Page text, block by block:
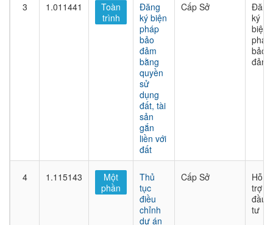
3 1.011441
Toàn
trình
Đăng
ký biện
pháp
bảo
đảm
bằng
quyền
sử
dụng
đất, tài
sản
gắn
liền với
đất
Cấp Sở
Đăng
ký
biện
pháp
bảo
đảm
4 1.115143
Một
phần
Thủ
tục
điều
chỉnh
dự án
Cấp Sở
Hỗ
trợ
đầu
tư